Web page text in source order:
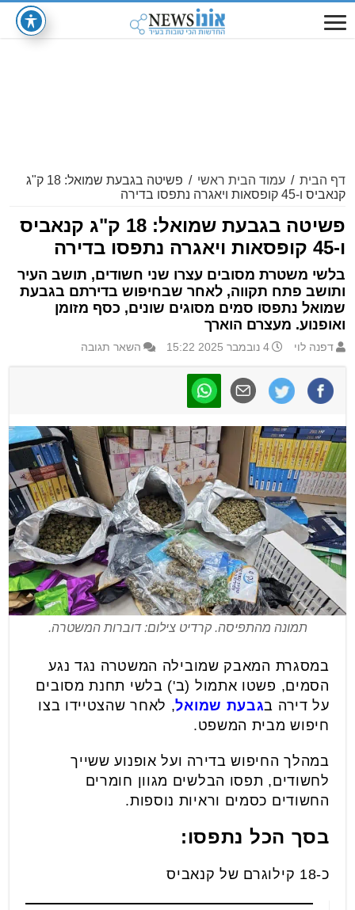
דף הבית / עמוד הבית ראשי /
פשיטה בגבעת שמואל: 18 ק"ג
קנאביס ו-45 קופסאות ויאגרה נתפסו בדירה
פשיטה בגבעת שמואל: 18 ק"ג קנאביס
ו-45 קופסאות ויאגרה נתפסו בדירה
בלשי משטרת מסובים עצרו שני חשודים, תושב העיר
ותושב פתח תקווה, לאחר שבחיפוש בדירתם בגבעת
שמואל נתפסו סמים מסוגים שונים, כסף מזומן
ואופנוע. מעצרם הוארך
דפנה לוי 4 נובמבר 2025 15:22 השאר תגובה
תמונה מהתפיסה. קרדיט צילום: דוברות המשטרה.
במסגרת המאבק שמובילה המשטרה נגד נגע
הסמים, פשטו אתמול (ב') בלשי תחנת מסובים
על דירה בגבעת שמואל, לאחר שהצטיידו בצו
חיפוש מבית המשפט.
במהלך החיפוש בדירה ועל אופנוע ששייך
לחשודים, תפסו הבלשים מגוון חומרים
החשודים כסמים וראיות נוספות.
בסך הכל נתפסו:
כ-18 קילוגרם של קנאביס